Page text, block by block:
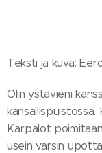
Teksti ja kuva:
Olin ystävieni
kansallispuistossa.
Karpalot
usein varsin